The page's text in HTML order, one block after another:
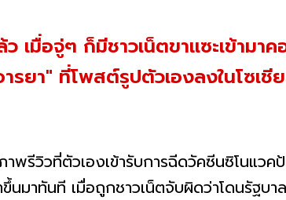
เมื่อจู่ๆ ก็มีชาวเน็ตขาแซะเข้ามา
ยา" ที่โพสต์รูปตัวเองลงในโซเชี
าพรีวิวที่ตัวเองเข้ารับการฉีดวัคซีนซิโนแว
มาทันที เมื่อถูกชาวเน็ตจับผิดว่าโดนรัฐบา